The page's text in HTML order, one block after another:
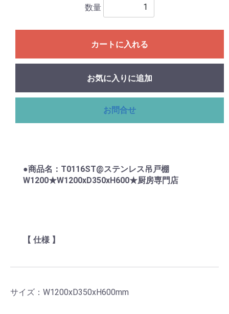
数量
カートに入れる
お気に入りに追加
お問合せ
●商品名：T0116ST@ステンレス吊戸棚
W1200★W1200xD350xH600★厨房専門店
【 仕様 】
サイズ：W1200xD350xH600mm